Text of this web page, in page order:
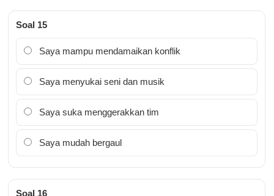
Soal 15
Saya mampu mendamaikan konflik
Saya menyukai seni dan musik
Saya suka menggerakkan tim
Saya mudah bergaul
Soal 16